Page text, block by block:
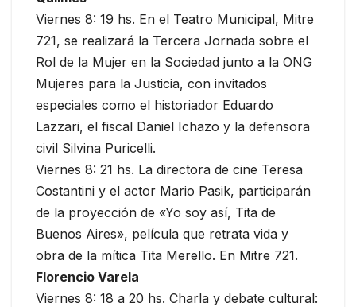
Viernes 8: 19 hs. En el Teatro Municipal, Mitre
721, se realizará la Tercera Jornada sobre el
Rol de la Mujer en la Sociedad junto a la ONG
Mujeres para la Justicia, con invitados
especiales como el historiador Eduardo
Lazzari, el fiscal Daniel Ichazo y la defensora
civil Silvina Puricelli.
Viernes 8: 21 hs. La directora de cine Teresa
Costantini y el actor Mario Pasik, participarán
de la proyección de «Yo soy así, Tita de
Buenos Aires», película que retrata vida y
obra de la mítica Tita Merello. En Mitre 721.
Florencio Varela
Viernes 8: 18 a 20 hs. Charla y debate cultural: